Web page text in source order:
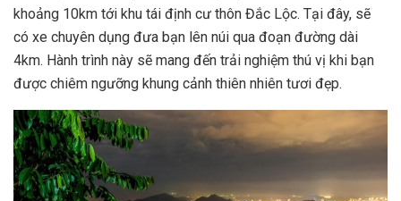
khoảng 10km tới khu tái định cư thôn Đắc Lộc. Tại đây, sẽ
có xe chuyên dụng đưa bạn lên núi qua đoạn đường dài
4km. Hành trình này sẽ mang đến trải nghiệm thú vị khi bạn
được chiêm ngưỡng khung cảnh thiên nhiên tươi đẹp.